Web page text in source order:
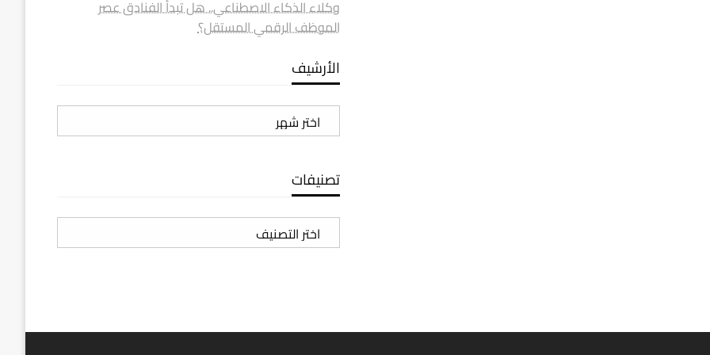
وكلاء الذكاء الاصطناعي.. هل تبدأ الفنادق عصر
الموظف الرقمي المستقل؟
الأرشيف
الأرشيف
تصنيفات
تصنيفات